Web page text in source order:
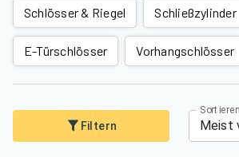
Schlösser & Riegel Schließzylinder
E-Türschlösser Vorhangschlösser
Filtern Meist